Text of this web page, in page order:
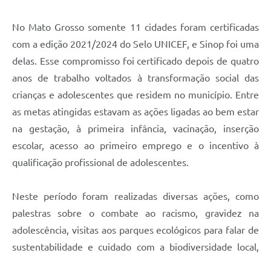
No Mato Grosso somente 11 cidades foram certificadas
com a edição 2021/2024 do Selo UNICEF, e Sinop foi uma
delas. Esse compromisso foi certificado depois de quatro
anos de trabalho voltados à transformação social das
crianças e adolescentes que residem no município. Entre
as metas atingidas estavam as ações ligadas ao bem estar
na gestação, à primeira infância, vacinação, inserção
escolar, acesso ao primeiro emprego e o incentivo à
qualificação profissional de adolescentes.
Neste período foram realizadas diversas ações, como
palestras sobre o combate ao racismo, gravidez na
adolescência, visitas aos parques ecológicos para falar de
sustentabilidade e cuidado com a biodiversidade local,